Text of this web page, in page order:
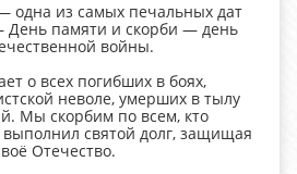
одна из самых печальных дат
День памяти и скорби — день
войны.
о всех погибших в боях,
неволе, умерших в тылу
Мы скорбим по всем, кто
святой долг, защищая
Отечество.